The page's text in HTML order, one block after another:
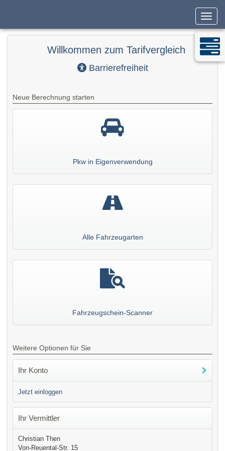
Willkommen zum Tarifvergleich
Barrierefreiheit
Neue Berechnung starten
Pkw in Eigenverwendung
Alle Fahrzeugarten
Fahrzeugschein-Scanner
Weitere Optionen für Sie
Ihr Konto
Jetzt einloggen
Ihr Vermittler
Christian Then
Von-Reuental-Str. 15